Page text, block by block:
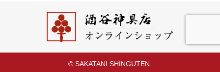
© SAKATANI SHINGUTEN.